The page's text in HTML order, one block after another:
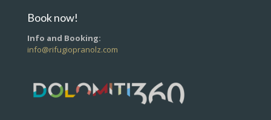
Book now!
Info and Booking:
info@rifugiopranolz.com